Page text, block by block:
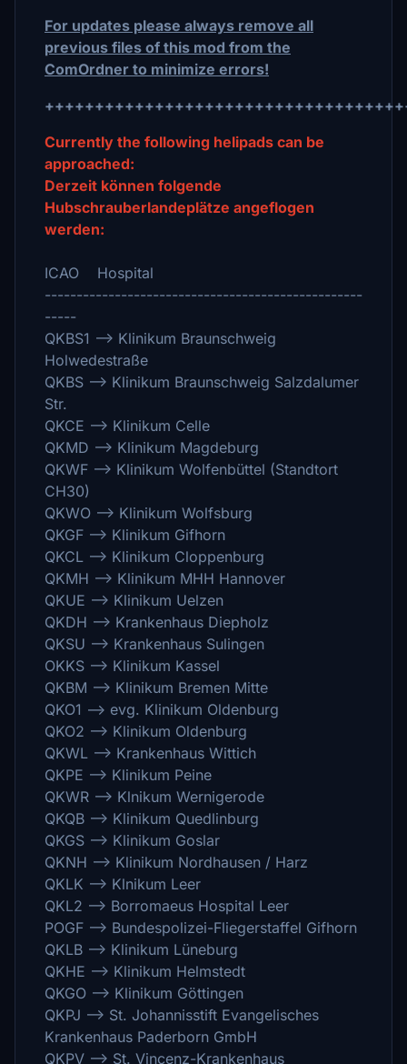
For updates please always remove all
previous files of this mod from the
ComOrdner to minimize errors!
Currently the following helipads can be
approached:
Derzeit können folgende
Hubschrauberlandeplätze angeflogen
werden:
ICAO Hospital
--------------------------------------------------
-----
QKBS1 --> Klinikum Braunschweig
Holwedestraße
QKBS --> Klinikum Braunschweig Salzdalumer
Str.
QKCE --> Klinikum Celle
QKMD --> Klinikum Magdeburg
QKWF --> Klinikum Wolfenbüttel (Standtort
CH30)
QKWO --> Klinikum Wolfsburg
QKGF --> Klinikum Gifhorn
QKCL --> Klinikum Cloppenburg
QKMH --> Klinikum MHH Hannover
QKUE --> Klinikum Uelzen
QKDH --> Krankenhaus Diepholz
QKSU --> Krankenhaus Sulingen
OKKS --> Klinikum Kassel
QKBM --> Klinikum Bremen Mitte
QKO1 --> evg. Klinikum Oldenburg
QKO2 --> Klinikum Oldenburg
QKWL --> Krankenhaus Wittich
QKPE --> Klinikum Peine
QKWR --> Klnikum Wernigerode
QKQB --> Klinikum Quedlinburg
QKGS --> Klinikum Goslar
QKNH --> Klinikum Nordhausen / Harz
QKLK --> Klnikum Leer
QKL2 --> Borromaeus Hospital Leer
POGF --> Bundespolizei-Fliegerstaffel Gifhorn
QKLB --> Klinikum Lüneburg
QKHE --> Klinikum Helmstedt
QKGO --> Klinikum Göttingen
QKPJ --> St. Johannisstift Evangelisches
Krankenhaus Paderborn GmbH
QKPV --> St. Vincenz-Krankenhaus